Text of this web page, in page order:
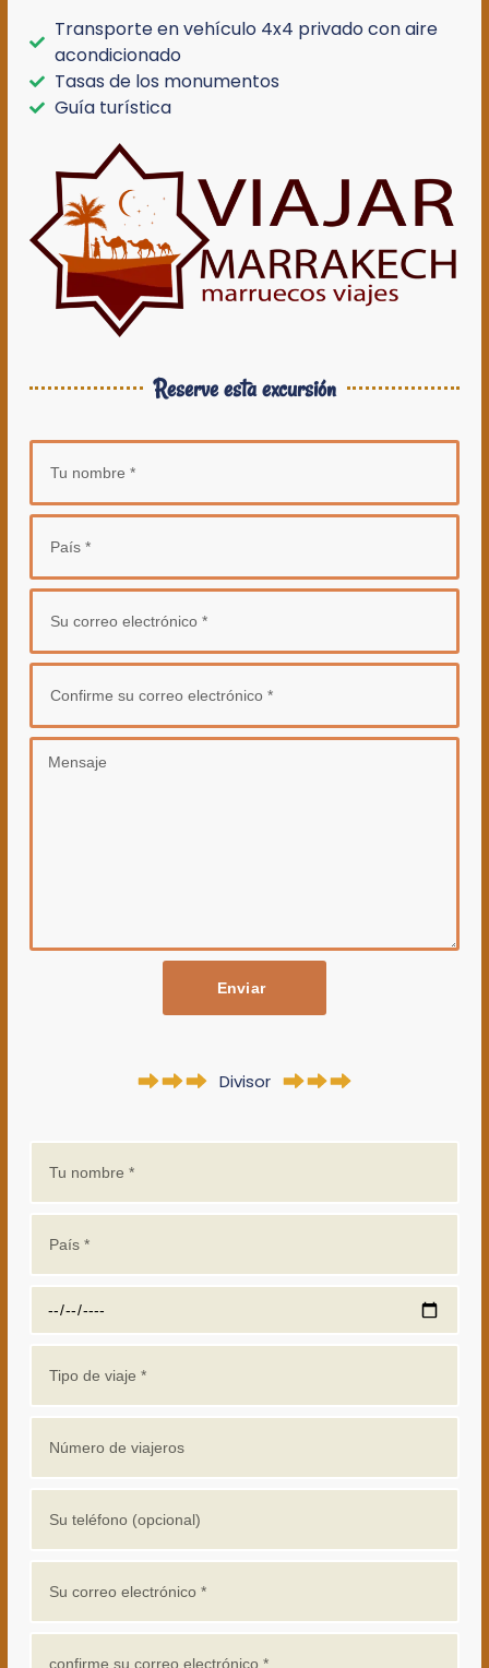
Transporte en vehículo 4x4 privado con aire
acondicionado
Tasas de los monumentos
Guía turística
Reserve esta excursión
Enviar
Divisor